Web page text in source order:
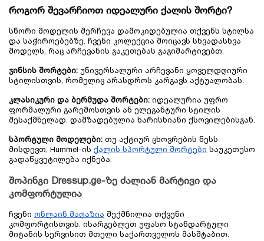
როგორ შევარჩიოთ იდეალური ქალის შორტი?
სწორი მოდელის შერჩევა დამოკიდებულია თქვენს სტილსა
და საჭიროებებზე. ჩვენი კოლექცია მოიცავს სხვადასხვა
მოდელს, რაც არჩევანის გაკეთებას გაგიმარტივებთ:
ჯინსის შორტები: უნივერსალური არჩევანი ყოველდღიური
სტილისთვის, რომელიც არასდროს კარგავს აქტუალობას.
კლასიკური და ბერმუდა შორტები: იდეალურია უფრო
ფორმალური გარემოსთვის ან ელეგანტური სტილის
შესაქმნელად. დამზადებულია ხარისხიანი ქსოვილებისგან.
სპორტული მოდელები: თუ აქტიურ ცხოვრების წესს
მისდევთ, Hummel-ის ქალის სპორტული შორტები საუკეთესო
გადაწყვეტილება იქნება.
შოპინგი Dressup.ge-ზე ძალიან მარტივი და
კომფორტულია
ჩვენი ონლაინ მაღაზია შექმნილია თქვენი
კომფორტისთვის. ისარგებლეთ უფასო სტანდარტული
მიტანის სერვისით მთელი საქართველოს მასშტაბით.